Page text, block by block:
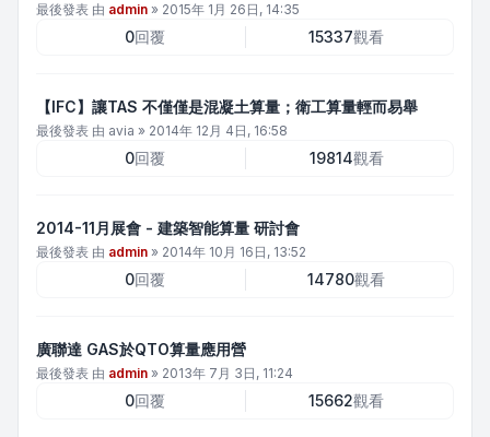
最後發表 由 admin » 2015年 1月 26日, 14:35
0回覆 15337觀看
【IFC】讓TAS 不僅僅是混凝土算量；衛工算量輕而易舉
最後發表 由 avia » 2014年 12月 4日, 16:58
0回覆 19814觀看
2014-11月展會 - 建築智能算量 研討會
最後發表 由 admin » 2014年 10月 16日, 13:52
0回覆 14780觀看
廣聯達 GAS於QTO算量應用營
最後發表 由 admin » 2013年 7月 3日, 11:24
0回覆 15662觀看